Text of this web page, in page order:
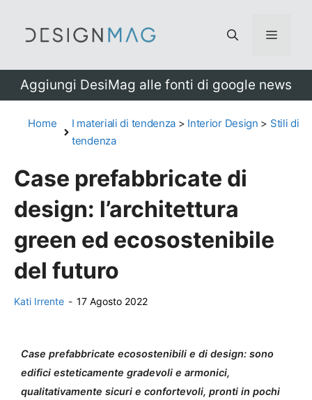
Menu
Aggiungi DesiMag alle fonti di google news
Home I materiali di tendenza > Interior Design > Stili di
tendenza
Case prefabbricate di
design: l’architettura
green ed ecosostenibile
del futuro
Kati Irrente - 17 Agosto 2022
Case prefabbricate ecosostenibili e di design: sono
edifici esteticamente gradevoli e armonici,
qualitativamente sicuri e confortevoli, pronti in pochi